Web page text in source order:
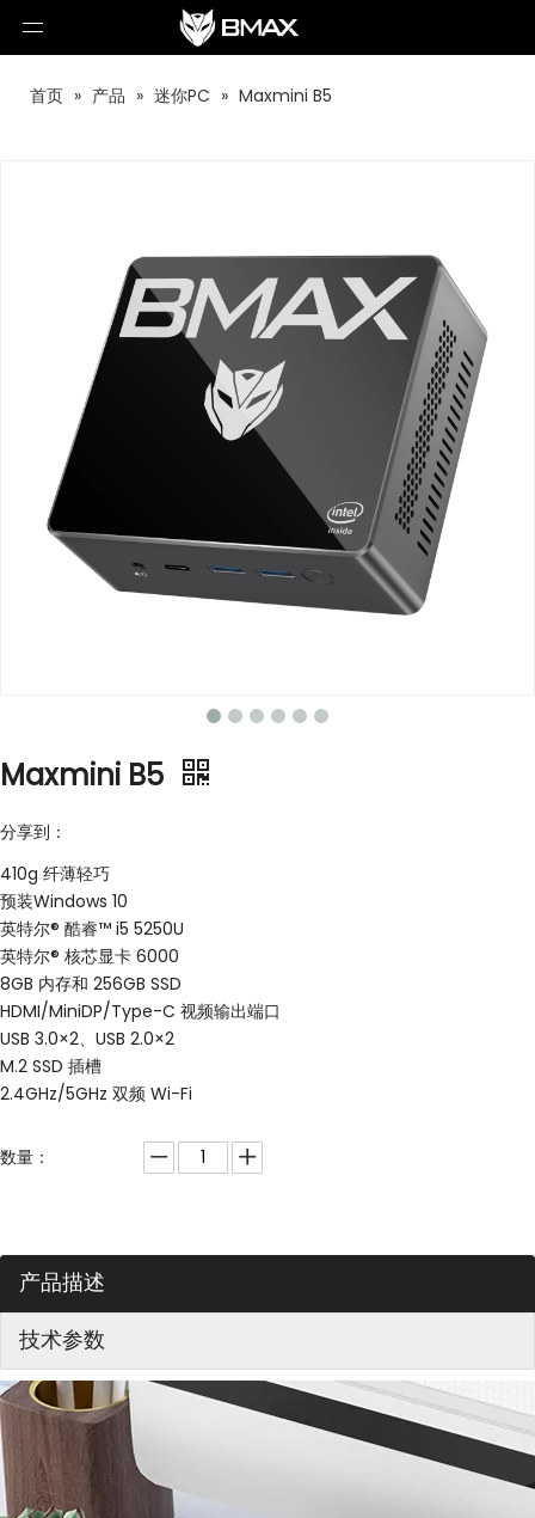
首页 » 产品 » 迷你PC » Maxmini B5
Maxmini B5
分享到：
410g 纤薄轻巧
预装Windows 10
英特尔® 酷睿™ i5 5250U
英特尔® 核芯显卡 6000
8GB 内存和 256GB SSD
HDMI/MiniDP/Type-C 视频输出端口
USB 3.0×2、USB 2.0×2
M.2 SSD 插槽
2.4GHz/5GHz 双频 Wi-Fi
数量：
产品描述
技术参数